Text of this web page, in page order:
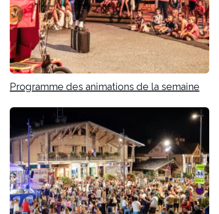
Programme des animations de la semaine